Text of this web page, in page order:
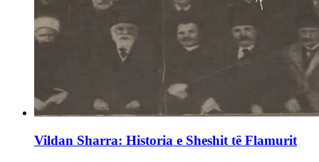
Vildan Sharra: Historia e Sheshit të Flamurit